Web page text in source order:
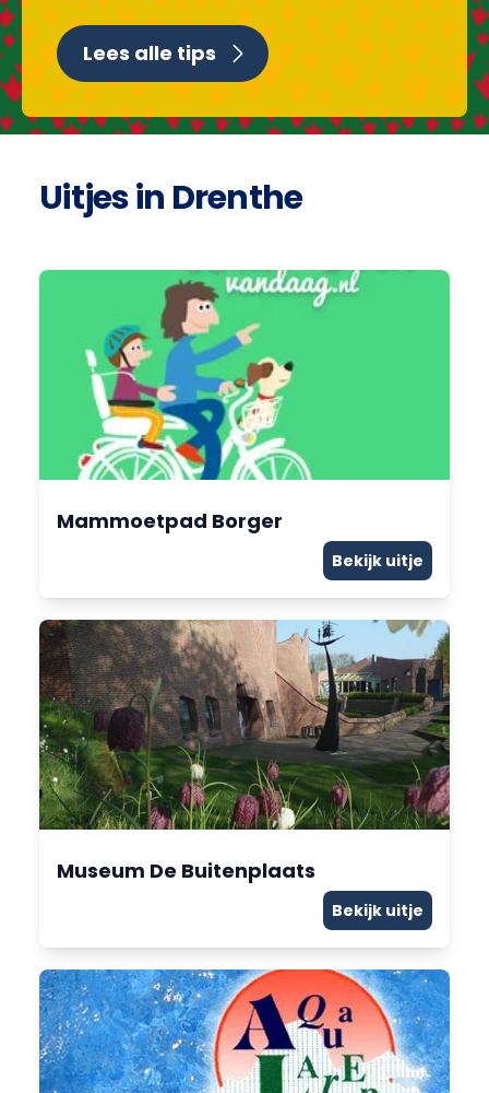
Lees alle tips
Uitjes in Drenthe
Mammoetpad Borger
Bekijk uitje
Museum De Buitenplaats
Bekijk uitje